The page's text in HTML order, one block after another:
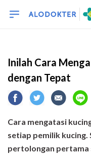
Inilah Cara
dengan Tepat
Cara mengatasi
setiap pemilik kucing.
pertolongan pertama